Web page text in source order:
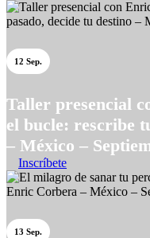
12 Sep.
Taller presencial
el bucle: rescribe
– México –
Inscríbete
13 Sep.